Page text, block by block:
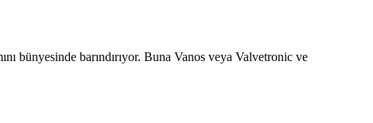
bünyesinde barındırıyor. Buna Vanos veya Valvetronic ve